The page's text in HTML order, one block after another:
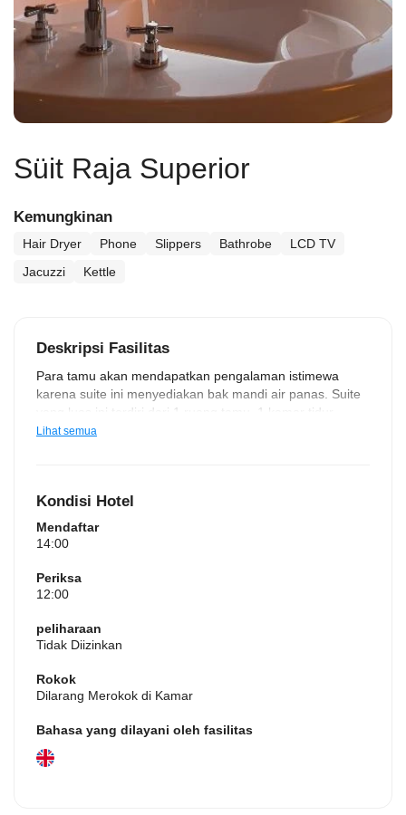
Süit Raja Superior
Kemungkinan
Hair Dryer Phone Slippers Bathrobe
LCD TV
Jacuzzi
Kettle
Deskripsi Fasilitas
Para tamu akan mendapatkan pengalaman istimewa
karena suite ini menyediakan bak mandi air panas. Suite
yang luas ini terdiri dari 1 ruang tamu, 1 kamar tidur
terpisah, dan 1 kamar mandi dengan bak mandi dan
streaming. Unit ini menawarkan 2 tempat tidur.
Lihat semua
Kondisi Hotel
Mendaftar
14:00
Periksa
12:00
peliharaan
Tidak Diizinkan
Rokok
Dilarang Merokok di Kamar
Bahasa yang dilayani oleh fasilitas